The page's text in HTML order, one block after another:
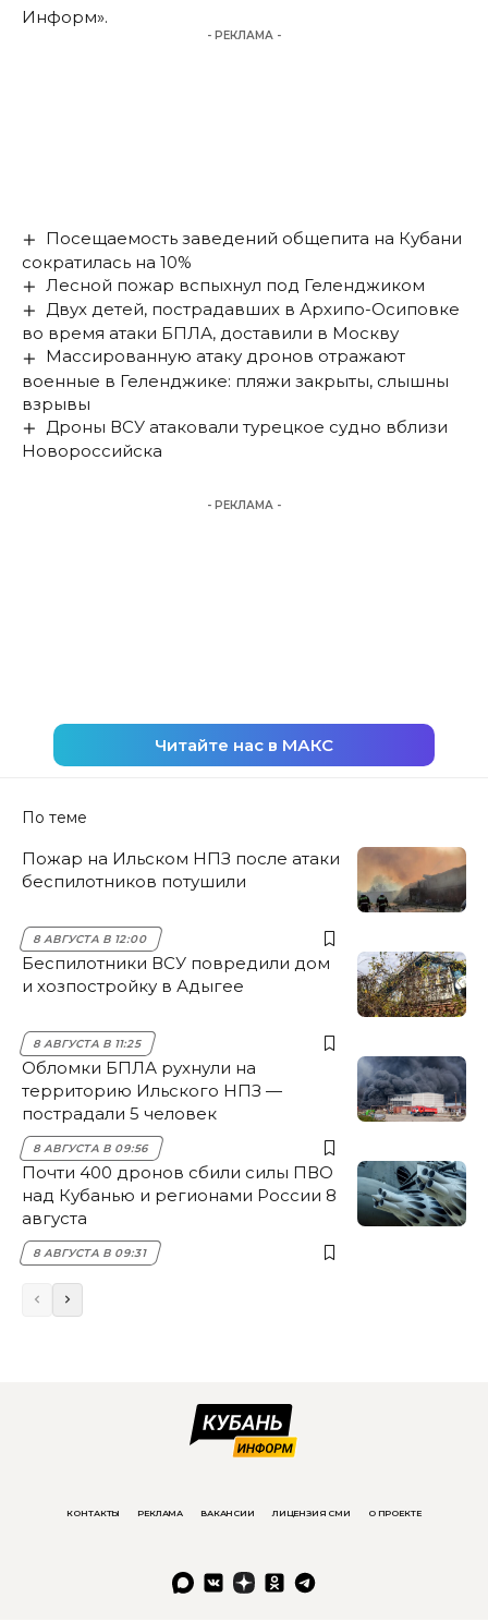
Информ».
- РЕКЛАМА -
Посещаемость заведений общепита на Кубани
сократилась на 10%
Лесной пожар вспыхнул под Геленджиком
Двух детей, пострадавших в Архипо-Осиповке
во время атаки БПЛА, доставили в Москву
Массированную атаку дронов отражают
военные в Геленджике: пляжи закрыты, слышны
взрывы
Дроны ВСУ атаковали турецкое судно вблизи
Новороссийска
- РЕКЛАМА -
Читайте нас в МАКС
По теме
Пожар на Ильском НПЗ после атаки
беспилотников потушили
8 АВГУСТА В 12:00
Беспилотники ВСУ повредили дом
и хозпостройку в Адыгее
8 АВГУСТА В 11:25
Обломки БПЛА рухнули на
территорию Ильского НПЗ —
пострадали 5 человек
8 АВГУСТА В 09:56
Почти 400 дронов сбили силы ПВО
над Кубанью и регионами России 8
августа
8 АВГУСТА В 09:31
КОНТАКТЫ РЕКЛАМА ВАКАНСИИ ЛИЦЕНЗИЯ СМИ О ПРОЕКТЕ